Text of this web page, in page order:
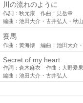
川の流れのように
作詞：秋元康 作曲：見岳章
編曲：池田大介・古井弘人・秋
賽馬
作曲：黄海懐 編曲：池田大介・
Secret of my heart
作詞：倉木麻衣 作曲：大野愛
編曲：池田大介・古井弘人